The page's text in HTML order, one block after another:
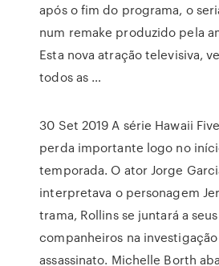
após o fim do programa, o
num remake produzido pela
Esta nova atração televisiva,
todos as …
30 Set 2019 A série Hawaii
perda importante logo no
temporada. O ator Jorge
interpretava o personagem
trama, Rollins se juntará a
companheiros na
assassinato. Michelle Borth